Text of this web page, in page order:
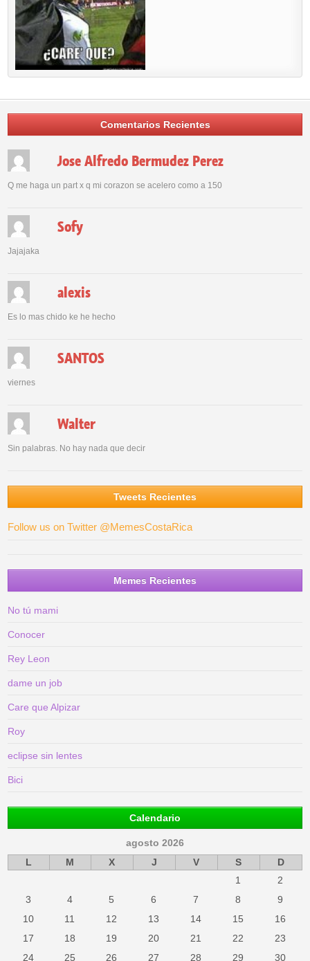
Comentarios Recientes
Jose Alfredo Bermudez Perez
Q me haga un part x q mi corazon se acelero como a 150
Sofy
Jajajaka
alexis
Es lo mas chido ke he hecho
SANTOS
viernes
Walter
Sin palabras. No hay nada que decir
Tweets Recientes
Follow us on Twitter @MemesCostaRica
Memes Recientes
No tú mami
Conocer
Rey Leon
dame un job
Care que Alpizar
Roy
eclipse sin lentes
Bici
Calendario
agosto 2026
L
M X J V S
D
1
2
3
4 5 6 7 8
9
10
11 12 13 14 15
16
17
18 19 20 21 22
23
24
25 26 27 28 29 30